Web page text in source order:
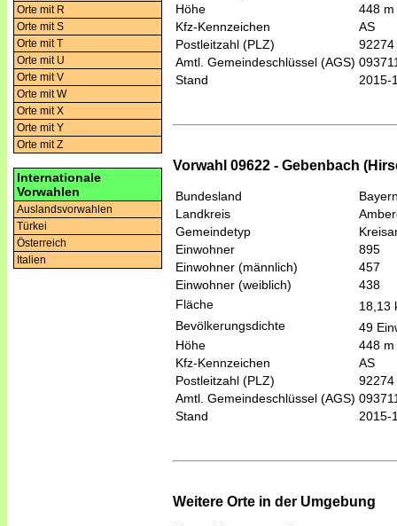
Orte mit R
Orte mit S
Orte mit T
Orte mit U
Orte mit V
Orte mit W
Orte mit X
Orte mit Y
Orte mit Z
Internationale
Vorwahlen
Auslandsvorwahlen
Türkei
Österreich
Italien
Höhe
448 m
Kfz-Kennzeichen
AS
Postleitzahl (PLZ)
92274
Amtl. Gemeindeschlüssel (AGS)
Stand
2015-
Vorwahl 09622 - Gebenbach
Bundesland
Landkreis
Gemeindetyp
Einwohner
895
Einwohner (männlich)
457
Einwohner (weiblich)
438
Fläche
18,13
Bevölkerungsdichte
49
Höhe
448 m
Kfz-Kennzeichen
AS
Postleitzahl (PLZ)
92274
Amtl. Gemeindeschlüssel (AGS)
Stand
2015-
Weitere Orte in der Umgebung